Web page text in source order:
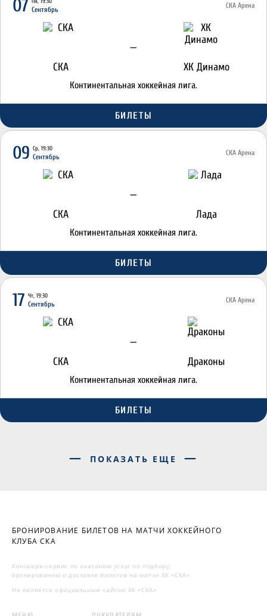
07 Сентябрь СКА Арена
СКА
—
ХК Динамо
Континентальная хоккейная лига.
БИЛЕТЫ
09 Ср, 19:30
Сентябрь СКА Арена
СКА
—
Лада
Континентальная хоккейная лига.
БИЛЕТЫ
17 Чт, 19:30
Сентябрь СКА Арена
СКА
—
Драконы
Континентальная хоккейная лига.
БИЛЕТЫ
ПОКАЗАТЬ ЕЩЕ
БРОНИРОВАНИЕ БИЛЕТОВ НА МАТЧИ ХОККЕЙНОГО
КЛУБА СКА
Консьерж-сервис по оказанию услуг по подбору,
бронированию и доставке билетов на матчи ХК «СКА».
Не является официальным сайтом ХК «СКА»